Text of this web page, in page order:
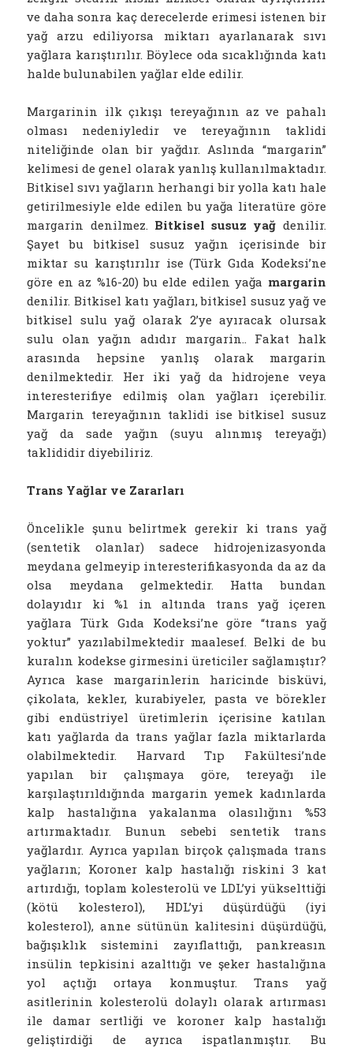
ve daha sonra kaç derecelerde erimesi istenen bir
yağ arzu ediliyorsa miktarı ayarlanarak sıvı
yağlara karıştırılır. Böylece oda sıcaklığında katı
halde bulunabilen yağlar elde edilir.
Margarinin ilk çıkışı tereyağının az ve pahalı
olması nedeniyledir ve tereyağının taklidi
niteliğinde olan bir yağdır. Aslında “margarin”
kelimesi de genel olarak yanlış kullanılmaktadır.
Bitkisel sıvı yağların herhangi bir yolla katı hale
getirilmesiyle elde edilen bu yağa literatüre göre
margarin denilmez. Bitkisel susuz yağ denilir.
Şayet bu bitkisel susuz yağın içerisinde bir
miktar su karıştırılır ise (Türk Gıda Kodeksi’ne
göre en az %16-20) bu elde edilen yağa margarin
denilir. Bitkisel katı yağları, bitkisel susuz yağ ve
bitkisel sulu yağ olarak 2’ye ayıracak olursak
sulu olan yağın adıdır margarin.. Fakat halk
arasında hepsine yanlış olarak margarin
denilmektedir. Her iki yağ da hidrojene veya
interesterifiye edilmiş olan yağları içerebilir.
Margarin tereyağının taklidi ise bitkisel susuz
yağ da sade yağın (suyu alınmış tereyağı)
taklididir diyebiliriz.
Trans Yağlar ve Zararları
Öncelikle şunu belirtmek gerekir ki trans yağ
(sentetik olanlar) sadece hidrojenizasyonda
meydana gelmeyip interesterifikasyonda da az da
olsa meydana gelmektedir. Hatta bundan
dolayıdır ki %1 in altında trans yağ içeren
yağlara Türk Gıda Kodeksi’ne göre “trans yağ
yoktur” yazılabilmektedir maalesef. Belki de bu
kuralın kodekse girmesini üreticiler sağlamıştır?
Ayrıca kase margarinlerin haricinde bisküvi,
çikolata, kekler, kurabiyeler, pasta ve börekler
gibi endüstriyel üretimlerin içerisine katılan
katı yağlarda da trans yağlar fazla miktarlarda
olabilmektedir. Harvard Tıp Fakültesi’nde
yapılan bir çalışmaya göre, tereyağı ile
karşılaştırıldığında margarin yemek kadınlarda
kalp hastalığına yakalanma olasılığını %53
artırmaktadır. Bunun sebebi sentetik trans
yağlardır. Ayrıca yapılan birçok çalışmada trans
yağların; Koroner kalp hastalığı riskini 3 kat
artırdığı, toplam kolesterolü ve LDL’yi yükselttiği
(kötü kolesterol), HDL’yi düşürdüğü (iyi
kolesterol), anne sütünün kalitesini düşürdüğü,
bağışıklık sistemini zayıflattığı, pankreasın
insülin tepkisini azalttığı ve şeker hastalığına
yol açtığı ortaya konmuştur. Trans yağ
asitlerinin kolesterolü dolaylı olarak artırması
ile damar sertliği ve koroner kalp hastalığı
geliştirdiği de ayrıca ispatlanmıştır. Bu